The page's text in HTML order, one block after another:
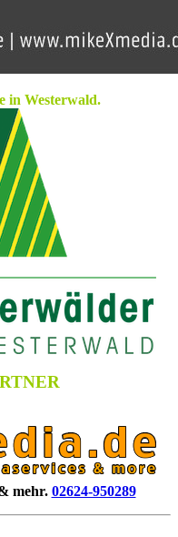
in Westerwald.
mehr. 02624-950289